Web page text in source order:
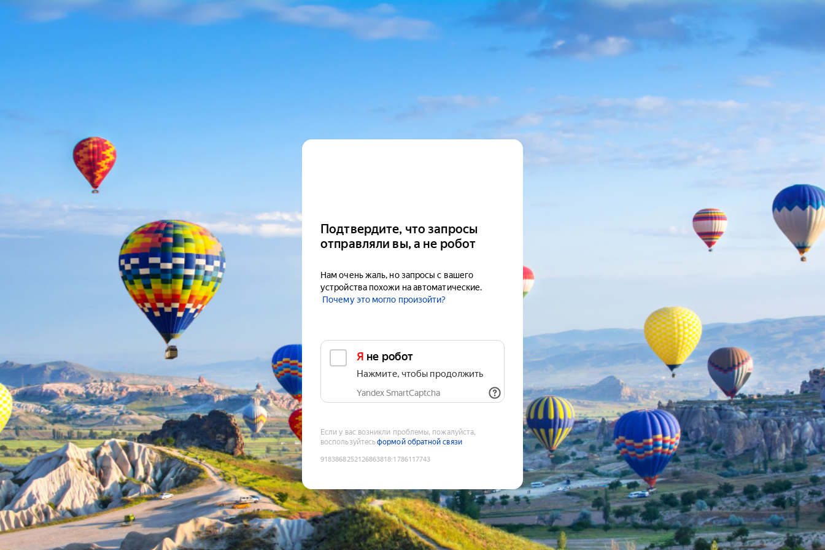
Подтвердите, что запросы
отправляли вы, а не робот
Нам очень жаль, но запросы с вашего
устройства похожи на автоматические.
Почему это могло произойти?
Я не робот
Нажмите, чтобы продолжить
Yandex SmartCaptcha
Если у вас возникли проблемы, пожалуйста,
воспользуйтесьформой обратной связи
9183868252126863818:1786117743